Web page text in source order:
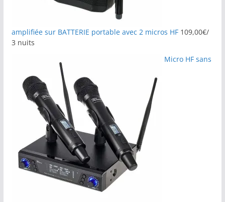
amplifiée sur BATTERIE portable avec 2 micros HF 109,00€/
3 nuits
Micro HF sans